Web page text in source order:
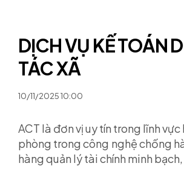
DỊCH VỤ KẾ TOÁN
TÁC XÃ
10/11/2025 10:00
ACT là đơn vị uy tín trong lĩnh
phòng trong công nghệ chống
hàng quản lý tài chính minh